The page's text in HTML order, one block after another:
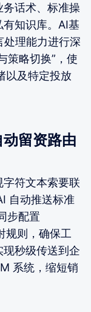
话术、标准操
知识库。AI基
处理能力进行深
策略切换”，使
以及特定投放
留资路由
符文本索要联
自动推送标准
步配置
规则，确保工
秒级传送到企
系统，缩短销